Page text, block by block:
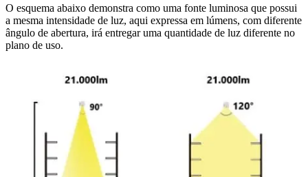
O esquema abaixo demonstra como uma fonte luminosa que possui
a mesma intensidade de luz, aqui expressa em lúmens, com diferente
ângulo de abertura, irá entregar uma quantidade de luz diferente no
plano de uso.